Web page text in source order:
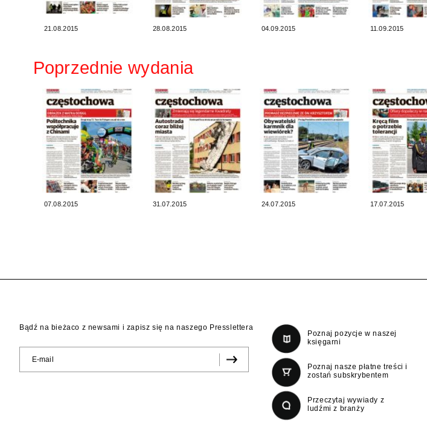
21.08.2015 28.08.2015 04.09.2015 11.09.2015
Poprzednie wydania
07.08.2015 31.07.2015 24.07.2015 17.07.2015
Bądź na bieżaco z newsami i zapisz się na naszego Presslettera
Poznaj pozycje w naszej
księgarni
Poznaj nasze płatne treści i
zostań subskrybentem
Przeczytaj wywiady z
ludźmi z branży